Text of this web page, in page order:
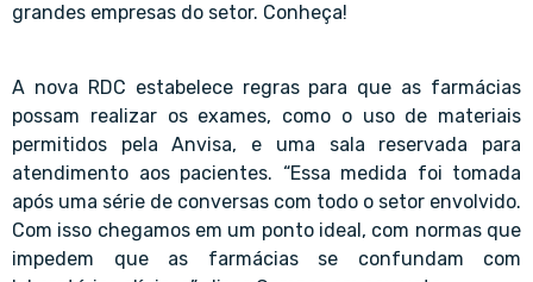
grandes empresas do setor. Conheça!
A nova RDC estabelece regras para que as farmácias
possam realizar os exames, como o uso de materiais
permitidos pela Anvisa, e uma sala reservada para
atendimento aos pacientes. “Essa medida foi tomada
após uma série de conversas com todo o setor envolvido.
Com isso chegamos em um ponto ideal, com normas que
impedem que as farmácias se confundam com